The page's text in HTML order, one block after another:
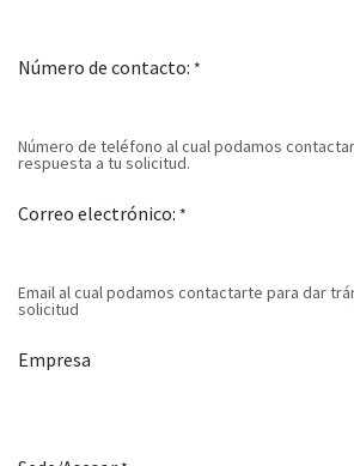
Número de contacto: *
Número de teléfono al cual podamos
respuesta a tu solicitud.
Correo electrónico: *
Email al cual podamos contactarte para dar
solicitud
Empresa